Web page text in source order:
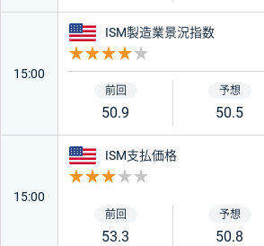
15:00
アメリカ
ISM製造業景況指数
50.9 50.5
15:00
アメリカ
ISM支払価格
53.3 50.8